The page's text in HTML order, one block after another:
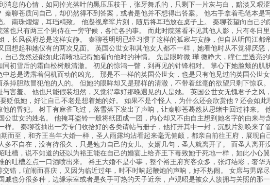
息的心情，如同掉光落叶的黑压压枝干，张牙舞爪的，只剩下一片灰与白，黯淡又艰
聊苍质问自己，却仍然得不到答案，或者是他并不想得出答案。 他右手拿着毛笔本是
南珠熠熠，耳珰精致。 他凝视摩挲片刻，随后将耳珰放在桌子上。 秦聊苍望向自己的
也只有两三个男侍在一旁守候，各忙各的事。 而此时院落看不见其他人影，只有冬日
，长风侯府总是这样安静。 秦聊苍明明已经习惯了这样的孤寂与安静，但自从听闻江都
想起和她仅有的两次见面。 英国公世女和其他女人都不一样，她看他时从不觉得厌恶
自己竟然还能如此清晰地记得她看向他时的神情。 先是眼眸微 璍 微睁大，瞳仁里透亮
初雪后的霜白松树般清澈。 初见的惊鸿一瞥，到再见的针锋相对。 掌心下她脸颊的肌
总是透露着伺机而动的凶光。 那是不一样的英国公世女，也是只有他见过的英国公世
掉胆敢冒犯他的人的。 但她的眼眸却又是那样的清澈，不带着丝毫的欲望只剩下惊叹
害羞。 他也只能假装坦然，又觉得幸好那晚遇见的人是她。 英国公世女无愧君子之风
贬低她，好让自己不老是想着她的好。 如果不是个怪人，为什么还会欣赏他？还会如此
的冒犯。 树干有麻雀飞过，落雪落下发出了声响，让秦聊苍蓦然从思绪中回过神来。
公世女的姓名。 他掩耳盗铃一般将纸团成一团，内心却又不由自主想到她名字的由来与
。 秦聊苍抽出一旁专门收拾好的各类请帖与册子，他打开其中一封，沉默片刻唤来了
而至，和齐王当年大婚一样，圣人雨露均沾看起来毫无偏颇，都亲自前往王府，展现自
多不自在，没有待很久，只是勉力自己的女儿、女婿几句，圣人就离开了。 而圣人离开
吐槽，说不知道的还以为裕王能在自己的婚宴上给齐王下毒致她于死地一样，如此小心
的吐槽差点一口酒喷出来。 裕王大婚不是小事，整个裕王府宾客众多，张灯结彩，奢华
错，喧闹而喜庆，又因为临近过年，时不时响起鞭炮的声响，好不热闹。 女席与男席
也分很多种，边缘宗室或者是炙手可热的天子近亲，卢观昭是被众人簇拥与关照的那